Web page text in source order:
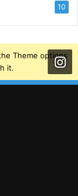
10
Theme options
it.